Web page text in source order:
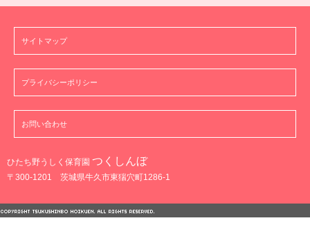
サイトマップ
プライバシーポリシー
お問い合わせ
ひたち野うしく保育園 つくしんぼ
〒300-1201 茨城県牛久市東猯穴町1286-1